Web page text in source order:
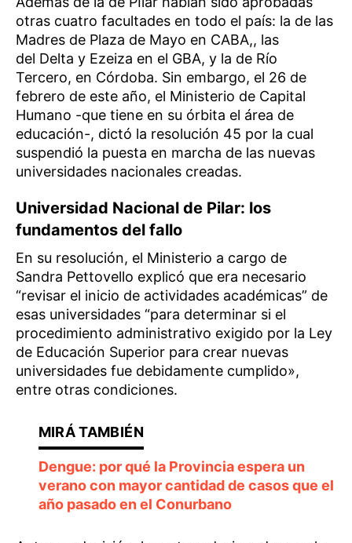
otras cuatro facultades en todo el país: la de las
Madres de Plaza de Mayo en CABA,, las
del Delta y Ezeiza en el GBA, y la de Río
Tercero, en Córdoba. Sin embargo, el 26 de
febrero de este año, el Ministerio de Capital
Humano -que tiene en su órbita el área de
educación-, dictó la resolución 45 por la cual
suspendió la puesta en marcha de las nuevas
universidades nacionales creadas.
Universidad Nacional de Pilar: los
fundamentos del fallo
En su resolución, el Ministerio a cargo de
Sandra Pettovello explicó que era necesario
“revisar el inicio de actividades académicas” de
esas universidades “para determinar si el
procedimiento administrativo exigido por la Ley
de Educación Superior para crear nuevas
universidades fue debidamente cumplido»,
entre otras condiciones.
Dengue: por qué la Provincia espera un
verano con mayor cantidad de casos que el
año pasado en el Conurbano